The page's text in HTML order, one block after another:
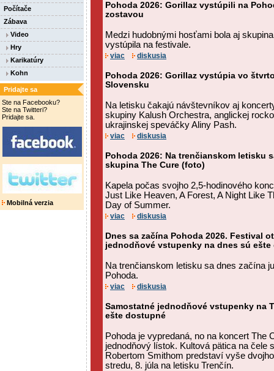
Počítače
Zábava
Video
Hry
Karikatúry
Kohn
Pridajte sa
Ste na Facebooku?
Ste na Twitteri?
Pridajte sa.
Mobilná verzia
Pohoda 2026: Gorillaz vystúpili na
zostavou
Medzi hudobnými hosťami bola aj
vystúpila na festivale.
viac diskusia
Pohoda 2026: Gorillaz vystúpia vo
Slovensku
Na letisku čakajú návštevníkov aj
skupiny Kalush Orchestra, anglickej
ukrajinskej speváčky Aliny Pash.
viac diskusia
Pohoda 2026: Na trenčianskom letisku
skupina The Cure (foto)
Kapela počas svojho 2,5-hodinového
Just Like Heaven, A Forest, A Night Like
Day of Summer.
viac diskusia
Dnes sa začína Pohoda 2026. Festival
jednodňové vstupenky na dnes sú ešte
Na trenčianskom letisku sa dnes začína
Pohoda.
viac diskusia
Samostatné jednodňové vstupenky na
ešte dostupné
Pohoda je vypredaná, no na koncert The
jednodňový lístok. Kultová pätica na čele
Robertom Smithom predstaví vyše
stredu, 8. júla na letisku Trenčín.